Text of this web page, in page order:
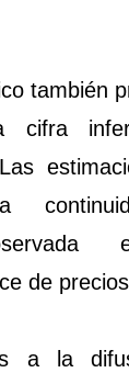
también
cifra
de
a la